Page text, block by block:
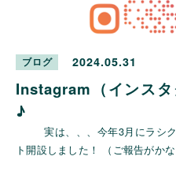
ブログ 2024.05.31
Instagram（インス
♪
実は、、、今年3月にラシク
ト開設しました！ （ご報告がか